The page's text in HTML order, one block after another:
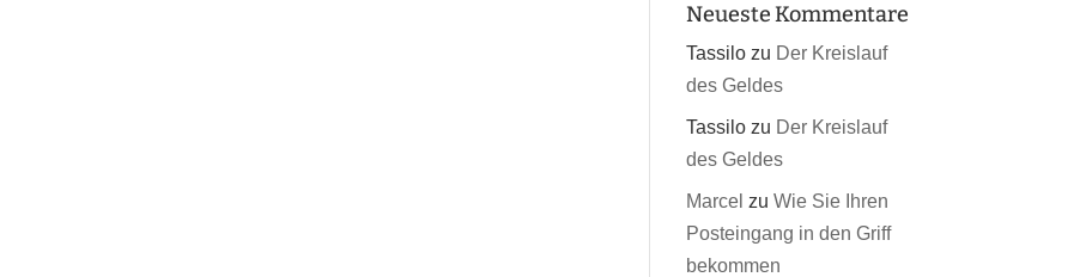
Neueste Kommentare
Tassilo zu Der Kreislauf
des Geldes
Tassilo zu Der Kreislauf
des Geldes
Marcel zuWie Sie Ihren
Posteingang in den Griff
bekommen